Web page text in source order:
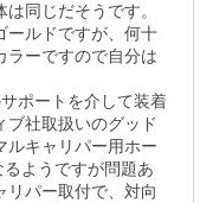
同じだそうです。
ールドですが、何十
ラーですので自分は
ポートを介して装着
ブ社取扱いのグッド
ルキャリパー用ホー
ようですが問題あ
リパー取付で、対向